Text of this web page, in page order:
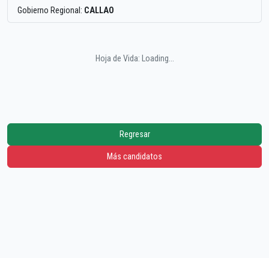
Gobierno Regional: CALLAO
Hoja de Vida: Loading...
Regresar
Más candidatos